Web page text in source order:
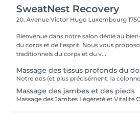
SweatNest Recovery
20, Avenue Victor Hugo Luxembourg
Bienvenue dans notre salon dédié au
du corps et de l'esprit. Nous vous
traditionnels du corps et du v...
Massage des tissus profonds du
Massage des jambes et des pieds